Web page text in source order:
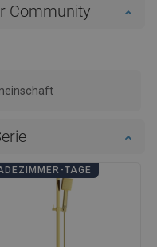
Community
TAGE